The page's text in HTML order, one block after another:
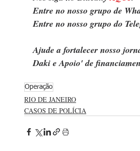
Entre no nosso grupo de
Entre no nosso grupo do
Ajude a fortalecer nosso
Daki e Apoio' de
Operação
RIO DE JANEIRO
CASOS DE POLÍCIA